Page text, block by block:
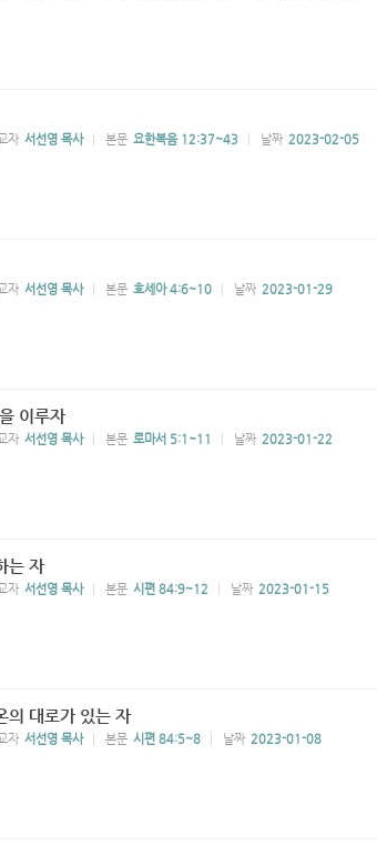
자 서선영 목사 본문 요한복음 12:37~43 날짜 2023-02-05
자 서선영 목사 본문 호세아 4:6~10 날짜 2023-01-29
이루자
자 서선영 목사 본문 로마서 5:1~11 날짜 2023-01-22
는 자
자 서선영 목사 본문 시편 84:9~12 날짜 2023-01-15
의 대로가 있는 자
자 서선영 목사 본문 시편 84:5~8 날짜 2023-01-08